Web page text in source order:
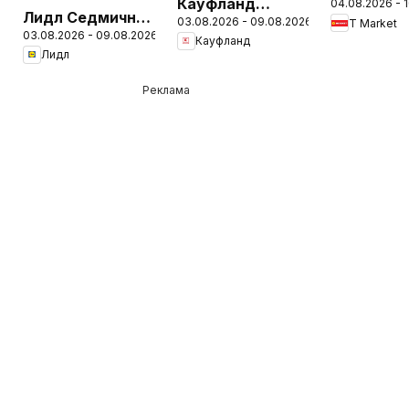
Лидл Седмична
брошура
03.08.2026 - 09.08.2026
Лидл
Седмична
брошура
03.08.2026 - 09.08.2026
Кауфланд
Седмична
брошура
04.08.2026 -
T Market
Реклама